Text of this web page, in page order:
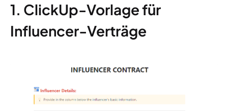
1. ClickUp-Vorlage für
Influencer-Verträge